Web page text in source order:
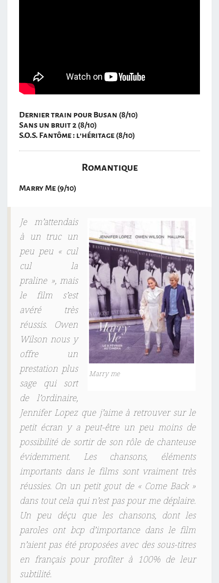
Dernier train pour Busan (8/10)
Sans un bruit 2 (8/10)
S.O.S. Fantôme : l’héritage (8/10)
Romantique
Marry Me (9/10)
Marry me
Je m’attendais
à un truc un
peu peu « cul
cul la
praline », mais
le film s’est
avéré très
réussis. Owen
Wilson nous y
offre un
prestation plus
sage qui sort
de l’ordinaire,
Jennifer Lopez que j’aime à retrouver sur le
petit écran y a peut-être un peu moins de
possibilité de sortir de son rôle de chanteuse
évidemment. Les chansons, éléments
importants dans le films sont vraiment très
réussies. On un petit gout de « Come Back »
dans tout cela qui n’est pas pour me déplaire.
Un peu déçu que les chansons, dont les
paroles ont bcp d’importance dans le film
n’aient pas été proposées avec des sous-titres
en français pour profiter à 100% de leur
subtilité.